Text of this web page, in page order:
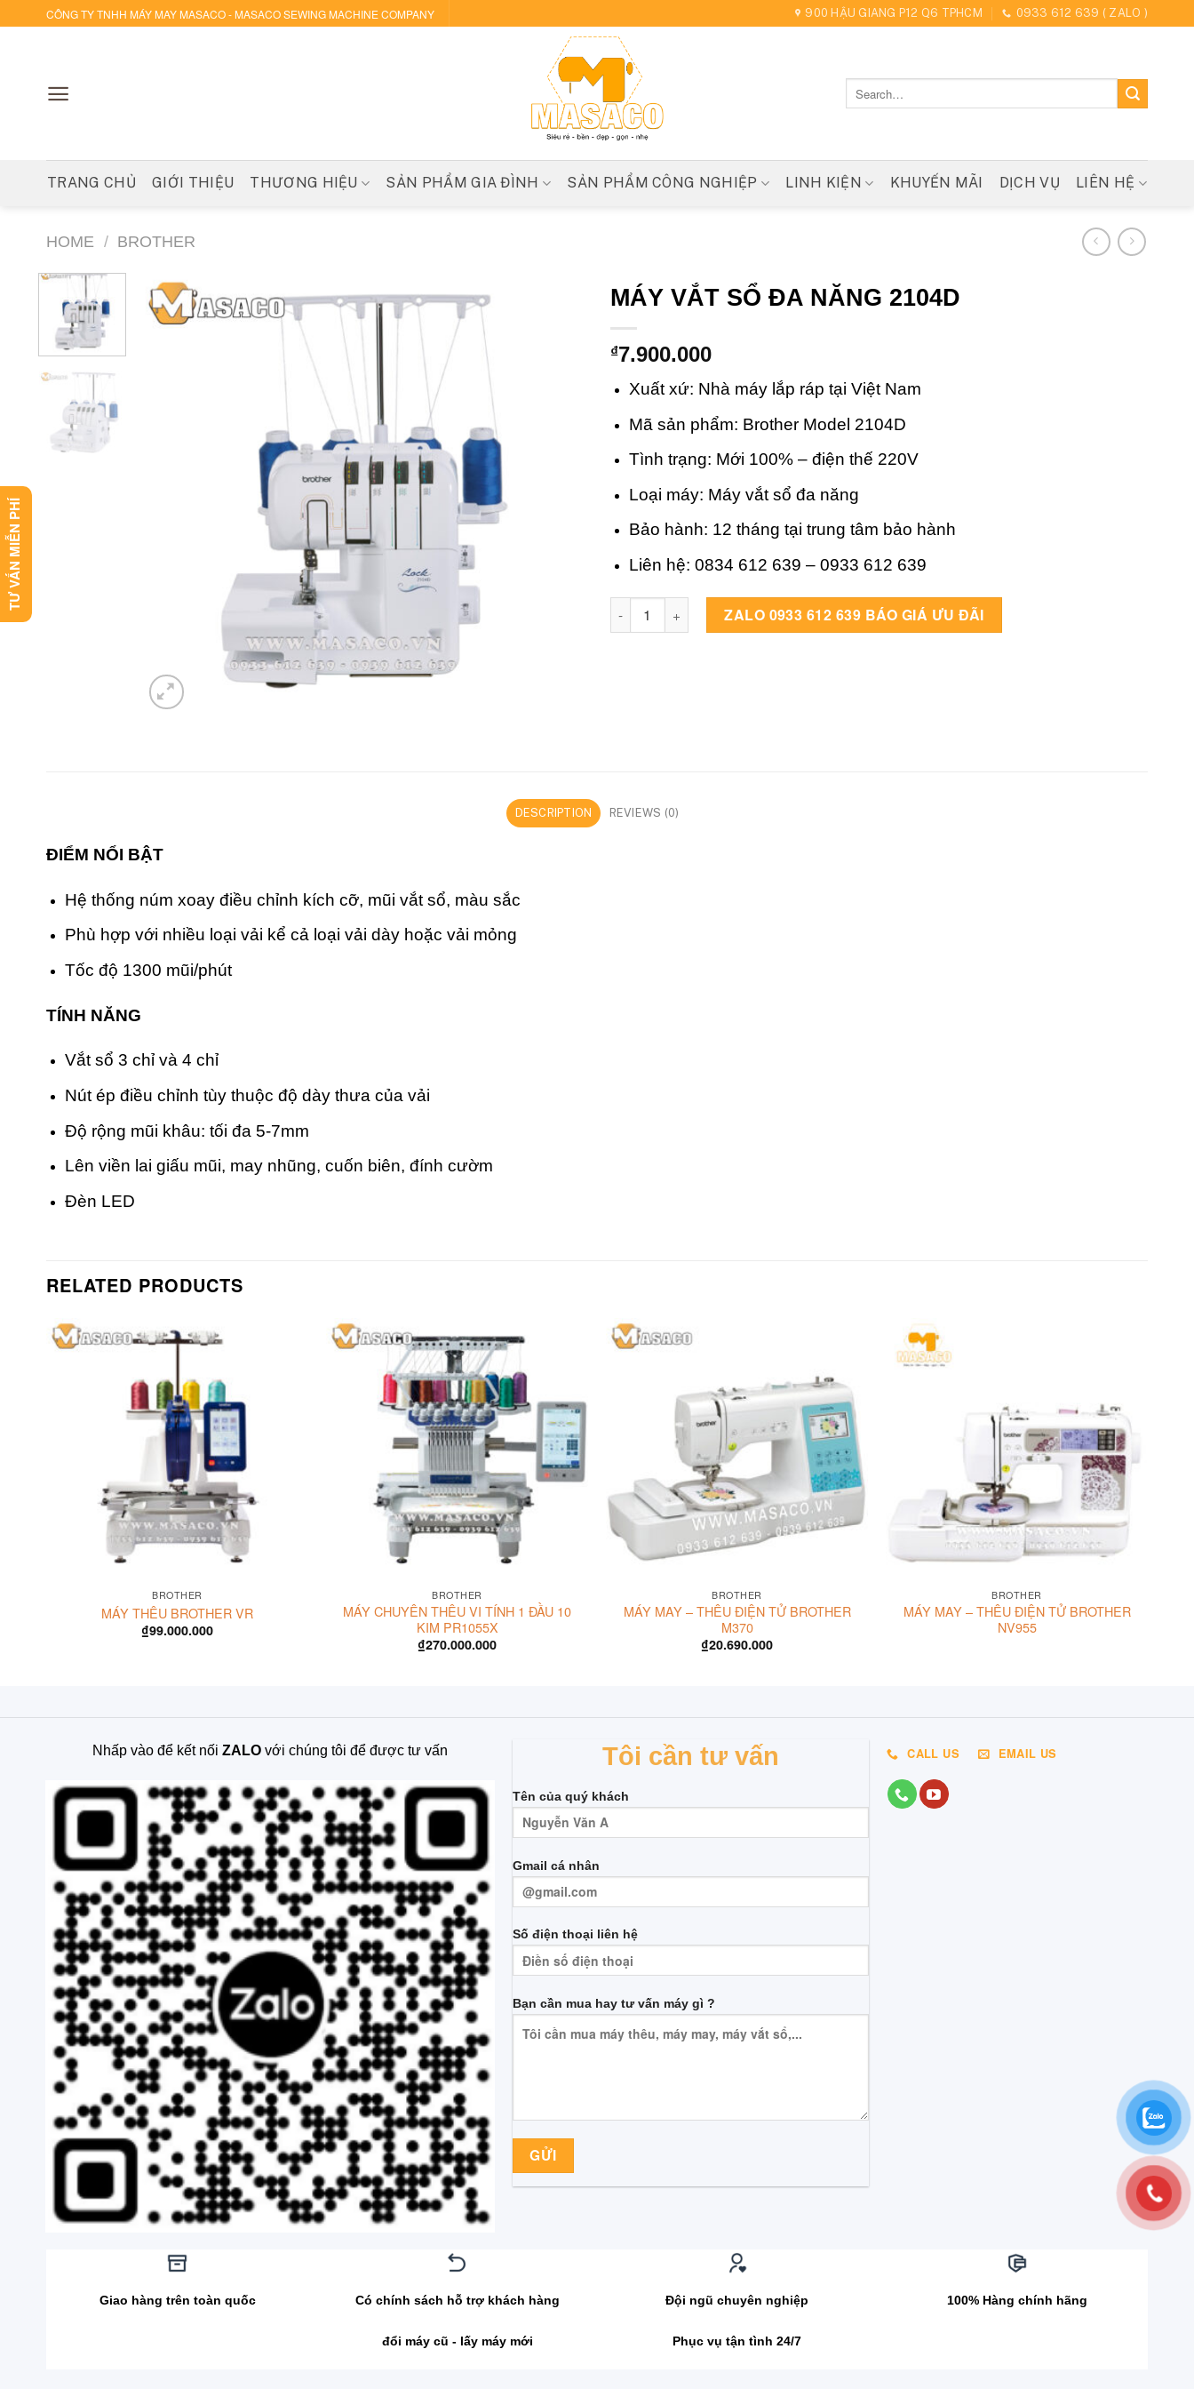
to
CÔNG TY TNHH MÁY MAY MASACO - MASACO SEWING MACHINE COMPANY 900 HẬU GIANG P12 Q6 TPHCM 0933 612 639 ( ZALO )
for:
TRANG CHỦ GIỚI THIỆU THƯƠNG HIỆU SẢN PHẨM GIA ĐÌNH SẢN PHẨM CÔNG NGHIỆP LINH KIỆN KHUYẾN MÃI DỊCH VỤ LIÊN HỆ
HOME / BROTHER
MÁY VẮT SỔ ĐA NĂNG 2104D
₫7.900.000
Xuất xứ: Nhà máy lắp ráp tại Việt Nam
Mã sản phẩm: Brother Model 2104D
Tình trạng: Mới 100% – điện thế 220V
Loại máy: Máy vắt sổ đa năng
Bảo hành: 12 tháng tại trung tâm bảo hành
Liên hệ: 0834 612 639 – 0933 612 639
ZALO 0933 612 639 BÁO GIÁ ƯU ĐÃI
DESCRIPTION REVIEWS (0)
ĐIỂM NỔI BẬT
Hệ thống núm xoay điều chỉnh kích cỡ, mũi vắt sổ, màu sắc
Phù hợp với nhiều loại vải kể cả loại vải dày hoặc vải mỏng
Tốc độ 1300 mũi/phút
TÍNH NĂNG
Vắt sổ 3 chỉ và 4 chỉ
Nút ép điều chỉnh tùy thuộc độ dày thưa của vải
Độ rộng mũi khâu: tối đa 5-7mm
Lên viền lai giấu mũi, may nhũng, cuốn biên, đính cườm
Đèn LED
RELATED PRODUCTS
BROTHER
MÁY THÊU BROTHER VR
₫99.000.000
BROTHER
MÁY CHUYÊN THÊU VI TÍNH 1 ĐẦU 10
KIM PR1055X
₫270.000.000
BROTHER
MÁY MAY – THÊU ĐIỆN TỬ BROTHER
M370
₫20.690.000
BROTHER
MÁY MAY – THÊU ĐIỆN TỬ BROTHER
NV955
Nhấp vào để kết nối ZALOvới chúng tôi để được tư vấn Tôi cần tư vấn
Tên của quý khách
Gmail cá nhân
Số điện thoại liên hệ
Bạn cần mua hay tư vấn máy gì ?
CALL US EMAIL US
Giao hàng trên toàn quốc Có chính sách hỗ trợ khách hàng
đổi máy cũ - lấy máy mới
Đội ngũ chuyên nghiệp
Phục vụ tận tình 24/7
100% Hàng chính hãng
TƯ VẤN MIỄN PHÍ